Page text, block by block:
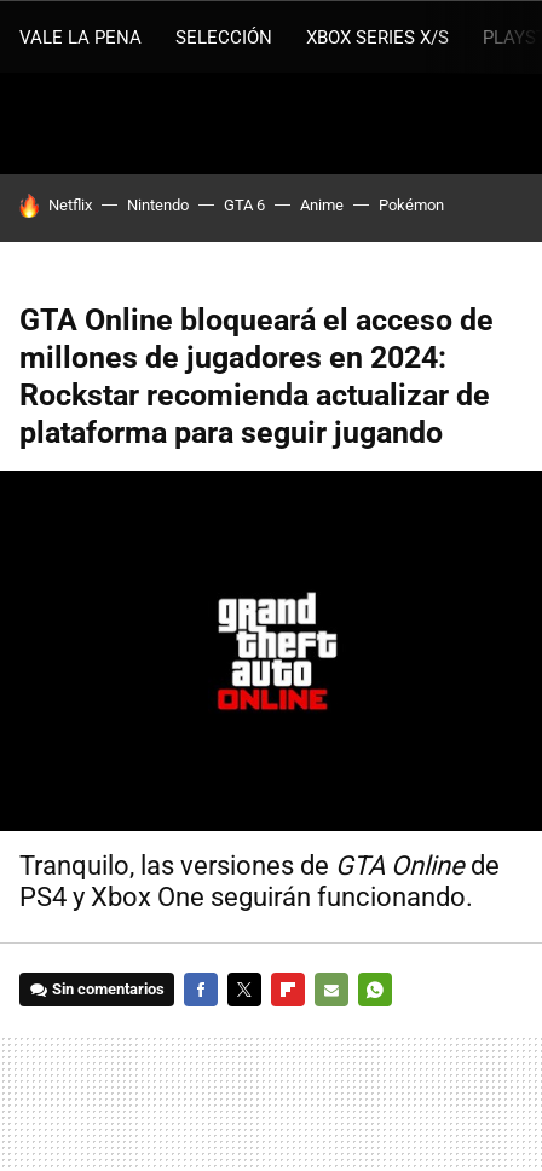
VALE LA PENA SELECCIÓN XBOX SERIES X/S
HOY SE HABLA DE
Netflix Nintendo GTA 6 Anime Pokémon
GTA Online bloqueará el acceso de
millones de jugadores en 2024:
Rockstar recomienda actualizar de
plataforma para seguir jugando
Tranquilo, las versiones de GTA Onlinede
PS4 y Xbox One seguirán funcionando.
Sin comentarios
MAIL